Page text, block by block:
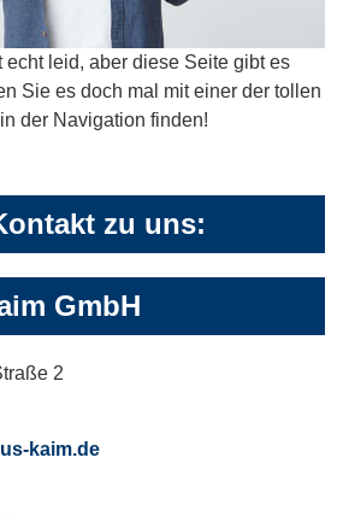
echt leid, aber diese Seite gibt es
Sie es doch mal mit einer der tollen
der Navigation finden!
zu uns:
GmbH
2
kaim.de